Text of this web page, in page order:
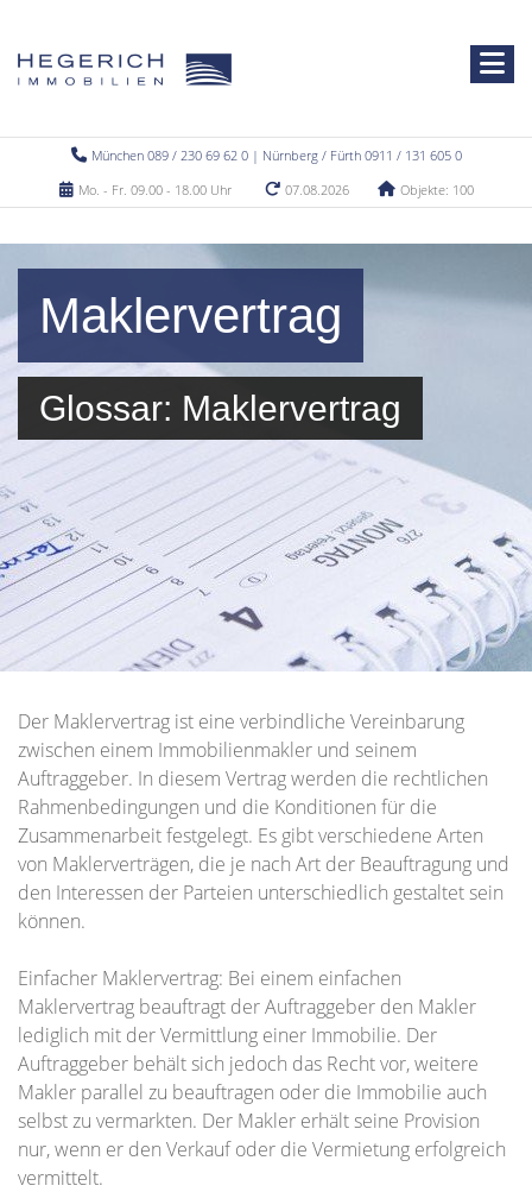
München 089 / 230 69 62 0 | Nürnberg / Fürth 0911 / 131 605 0
Mo. - Fr. 09.00 - 18.00 Uhr
07.08.2026 Objekte: 100
Maklervertrag
Glossar: Maklervertrag
Der Maklervertrag ist eine verbindliche Vereinbarung
zwischen einem Immobilienmakler und seinem
Auftraggeber. In diesem Vertrag werden die rechtlichen
Rahmenbedingungen und die Konditionen für die
Zusammenarbeit festgelegt. Es gibt verschiedene Arten
von Maklerverträgen, die je nach Art der Beauftragung und
den Interessen der Parteien unterschiedlich gestaltet sein
können.
Einfacher Maklervertrag: Bei einem einfachen
Maklervertrag beauftragt der Auftraggeber den Makler
lediglich mit der Vermittlung einer Immobilie. Der
Auftraggeber behält sich jedoch das Recht vor, weitere
Makler parallel zu beauftragen oder die Immobilie auch
selbst zu vermarkten. Der Makler erhält seine Provision
nur, wenn er den Verkauf oder die Vermietung erfolgreich
vermittelt.